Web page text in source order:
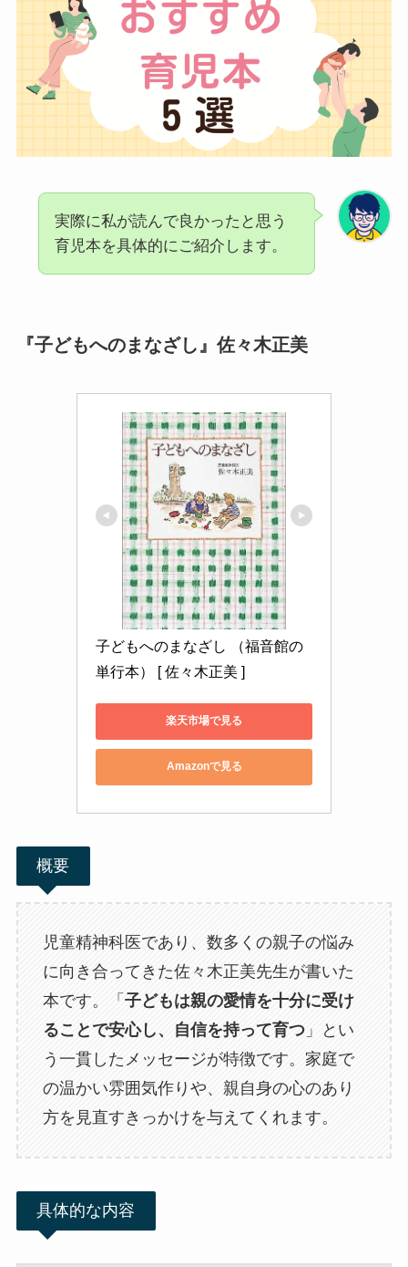
実際に私が読んで良かったと思う
育児本を具体的にご紹介します。
『子どもへのまなざし』佐々木正美
子どもへのまなざし （福音館の
単行本） [ 佐々木正美 ]
楽天市場で見る
Amazonで見る
概要
児童精神科医であり、数多くの親子の悩み
に向き合ってきた佐々木正美先生が書いた
本です。「 子どもは親の愛情を十分に受け
ることで安心し、自信を持って育つ」とい
う一貫したメッセージが特徴です。家庭で
の温かい雰囲気作りや、親自身の心のあり
方を見直すきっかけを与えてくれます。
具体的な内容